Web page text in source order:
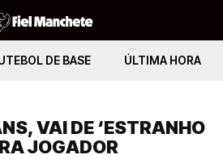
DE BASE ÚLTIMA HORA
VAI DE ‘ESTRANHO
JOGADOR